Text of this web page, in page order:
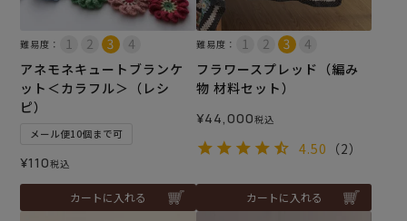
難易度：
アネモネキュートブランケ
ット＜カラフル＞（レシ
ピ）
メール便10個まで可
¥110税込
カートに入れる
難易度：
フラワースプレッド（編み
物 材料セット）
¥44,000税込
4.50 （2）
カートに入れる